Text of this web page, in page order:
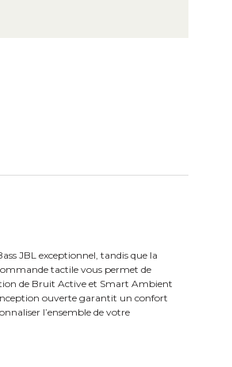
JBL exceptionnel, tandis que la
tactile vous permet de
de Bruit Active et Smart Ambient
ouverte garantit un confort
l’ensemble de votre